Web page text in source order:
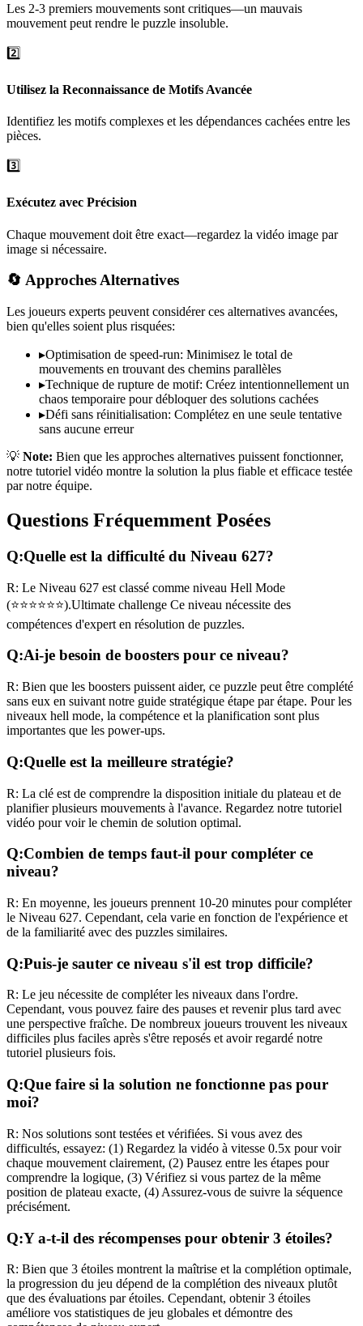
Les 2-3 premiers mouvements sont critiques—un mauvais
mouvement peut rendre le puzzle insoluble.
2️⃣
Utilisez la Reconnaissance de Motifs Avancée
Identifiez les motifs complexes et les dépendances cachées entre les
pièces.
3️⃣
Exécutez avec Précision
Chaque mouvement doit être exact—regardez la vidéo image par
image si nécessaire.
🔄 Approches Alternatives
Les joueurs experts peuvent considérer ces alternatives avancées,
bien qu'elles soient plus risquées:
▸Optimisation de speed-run: Minimisez le total de
mouvements en trouvant des chemins parallèles
▸Technique de rupture de motif: Créez intentionnellement un
chaos temporaire pour débloquer des solutions cachées
▸Défi sans réinitialisation: Complétez en une seule tentative
sans aucune erreur
💡 Note: Bien que les approches alternatives puissent fonctionner,
notre tutoriel vidéo montre la solution la plus fiable et efficace testée
par notre équipe.
Questions Fréquemment Posées
Q:Quelle est la difficulté du Niveau 627?
R: Le Niveau 627 est classé comme niveau Hell Mode
(⭐⭐⭐⭐⭐⭐).Ultimate challenge Ce niveau nécessite des
compétences d'expert en résolution de puzzles.
Q:Ai-je besoin de boosters pour ce niveau?
R: Bien que les boosters puissent aider, ce puzzle peut être complété
sans eux en suivant notre guide stratégique étape par étape. Pour les
niveaux hell mode, la compétence et la planification sont plus
importantes que les power-ups.
Q:Quelle est la meilleure stratégie?
R: La clé est de comprendre la disposition initiale du plateau et de
planifier plusieurs mouvements à l'avance. Regardez notre tutoriel
vidéo pour voir le chemin de solution optimal.
Q:Combien de temps faut-il pour compléter ce
niveau?
R: En moyenne, les joueurs prennent 10-20 minutes pour compléter
le Niveau 627. Cependant, cela varie en fonction de l'expérience et
de la familiarité avec des puzzles similaires.
Q:Puis-je sauter ce niveau s'il est trop difficile?
R: Le jeu nécessite de compléter les niveaux dans l'ordre.
Cependant, vous pouvez faire des pauses et revenir plus tard avec
une perspective fraîche. De nombreux joueurs trouvent les niveaux
difficiles plus faciles après s'être reposés et avoir regardé notre
tutoriel plusieurs fois.
Q:Que faire si la solution ne fonctionne pas pour
moi?
R: Nos solutions sont testées et vérifiées. Si vous avez des
difficultés, essayez: (1) Regardez la vidéo à vitesse 0.5x pour voir
chaque mouvement clairement, (2) Pausez entre les étapes pour
comprendre la logique, (3) Vérifiez si vous partez de la même
position de plateau exacte, (4) Assurez-vous de suivre la séquence
précisément.
Q:Y a-t-il des récompenses pour obtenir 3 étoiles?
R: Bien que 3 étoiles montrent la maîtrise et la complétion optimale,
la progression du jeu dépend de la complétion des niveaux plutôt
que des évaluations par étoiles. Cependant, obtenir 3 étoiles
améliore vos statistiques de jeu globales et démontre des